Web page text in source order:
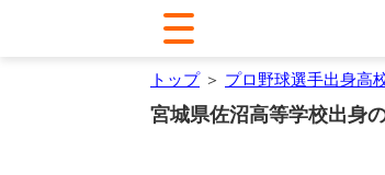
トップ＞ プロ野球選手出身高
宮城県佐沼高等学校出身